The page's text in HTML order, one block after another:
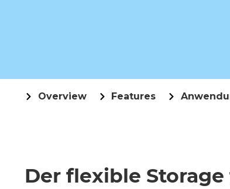
Overview Features
Der flexible